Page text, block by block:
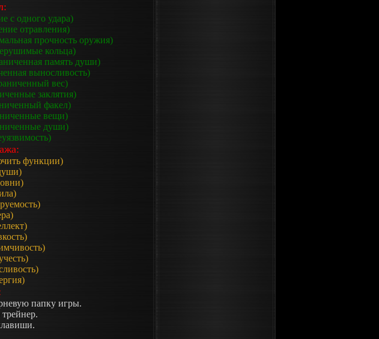
с одного удара)
отравления)
прочность оружия)
кольца)
память души)
выносливость)
вес)
заклятия)
факел)
вещи)
души)
функции)
папку игры.